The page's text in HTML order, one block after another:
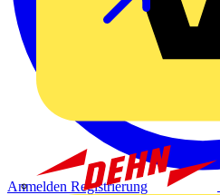
Anmelden Registrierung